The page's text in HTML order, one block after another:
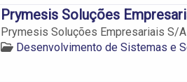
Prymesis Soluções
Prymesis Soluções Empresariais S/A
Desenvolvimento de Sistemas e